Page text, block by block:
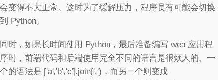
会变得不大正常。这时为了缓解压力，程序员有可能会切换
到 Python。
同时，如果长时间使用 Python，最后准备编写 web 应用程
序时，前端代码和后端使用完全不同的语言是很烦人的。一
个的语法是 ['a','b','c'].join(',')，而另一个则变成